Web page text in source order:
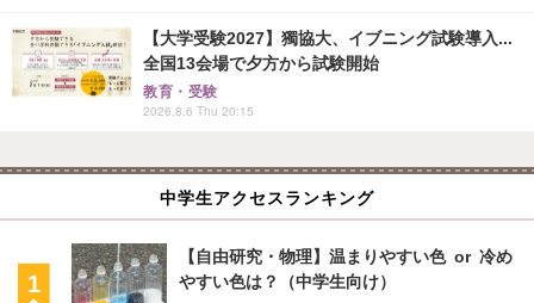
【大学受験2027】獨協大、イブニング試験導入...
全国13会場で夕方から試験開始
教育・受験
2026.8.6 Thu 20:15
中学生アクセスランキング
【自由研究・物理】温まりやすい色 or 冷め
やすい色は？（中学生向け）